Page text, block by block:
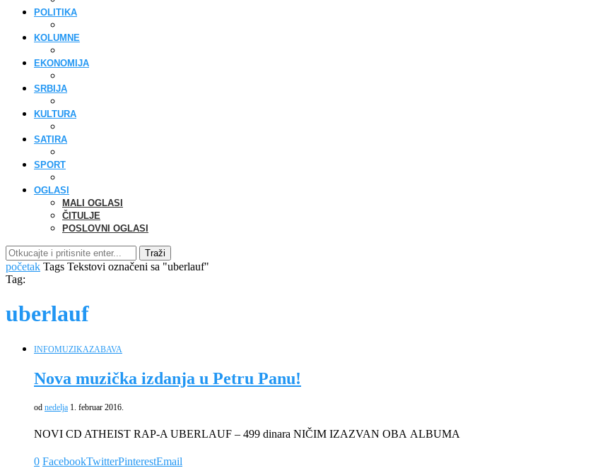
POLITIKA
KOLUMNE
EKONOMIJA
SRBIJA
KULTURA
SATIRA
SPORT
OGLASI
MALI OGLASI
ČITULJE
POSLOVNI OGLASI
Traži
početak Tags Tekstovi označeni sa "uberlauf"
Tag:
uberlauf
INFOMUZIKAZABAVA
Nova muzička izdanja u Petru Panu!
od nedelja 1. februar 2016.
NOVI CD ATHEIST RAP-A UBERLAUF – 499 dinara NIČIM IZAZVAN OBA ALBUMA
0 FacebookTwitterPinterestEmail